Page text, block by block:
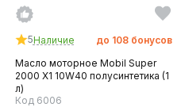
5Наличие до 108 бонусов
Масло моторное Mobil Super
2000 X1 10W40 полусинтетика (1
л)
Код 6006